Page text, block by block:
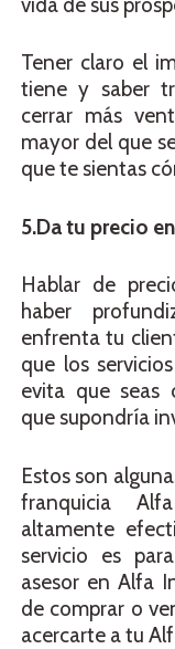
Tener claro el
tiene y saber
cerrar más
mayor del que
que te sientas
5.Da tu precio
Hablar de
haber
enfrenta tu
que los
evita que seas
que supondría
Estos son
franquicia
altamente
servicio es
asesor en Alfa
de comprar o
acercarte a tu